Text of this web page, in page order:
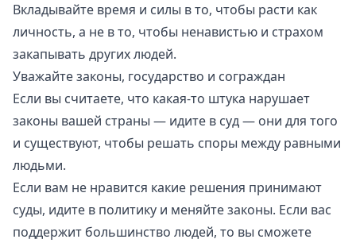
Вкладывайте время и силы в то, чтобы расти как
личность, а не в то, чтобы ненавистью и страхом
закапывать других людей.
Уважайте законы, государство и сограждан
Если вы считаете, что какая-то штука нарушает
законы вашей страны — идите в суд — они для того
и существуют, чтобы решать споры между равными
людьми.
Если вам не нравится какие решения принимают
суды, идите в политику и меняйте законы. Если вас
поддержит большинство людей, то вы сможете